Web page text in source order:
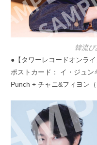
韓流ぴ
●【タワーレコードオンラ
ポストカード： イ・ジュン
Punch + チャニ&フィヨン